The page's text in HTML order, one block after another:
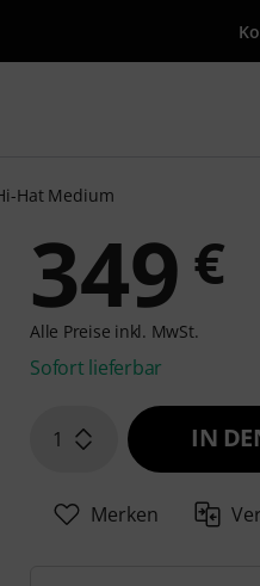
mit Suchwort
Hat Medium
349 €
Alle Preise inkl. MwSt.
Sofort lieferbar
1 IN
Merken